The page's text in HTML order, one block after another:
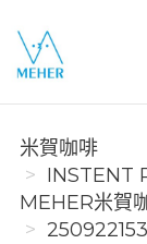
米賀咖啡
米賀咖啡
INSTENT
MEHER米賀